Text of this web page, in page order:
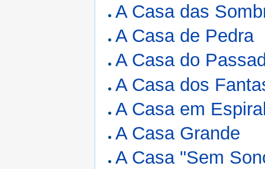
A Casa das
A Casa de Pedra
A Casa do
A Casa dos
A Casa em
A Casa Grande
A Casa "Sem